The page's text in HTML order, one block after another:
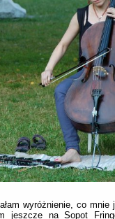
wyróżnienie, co mnie
jeszcze na Sopot